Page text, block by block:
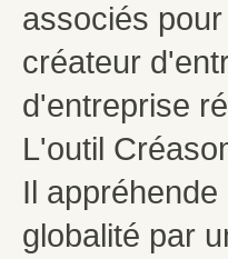
associés
créateur
d'entreprise
L'outil
Il
globalité par